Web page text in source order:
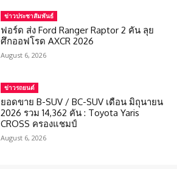
ข่าวประชาสัมพันธ์
ฟอร์ด ส่ง Ford Ranger Raptor 2 คัน ลุย
ศึกออฟโรด AXCR 2026
August 6, 2026
ข่าวรถยนต์
ยอดขาย B-SUV / BC-SUV เดือน มิถุนายน
2026 รวม 14,362 คัน : Toyota Yaris
CROSS ครองแชมป์
August 6, 2026